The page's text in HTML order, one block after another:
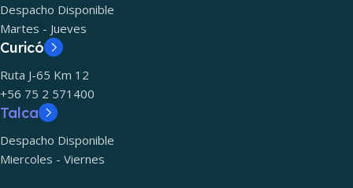
Despacho Disponible
Martes - Jueves
Curicó
Ruta J-65 Km 12
+56 75 2 571400
Talca
Despacho Disponible
Miercoles - Viernes